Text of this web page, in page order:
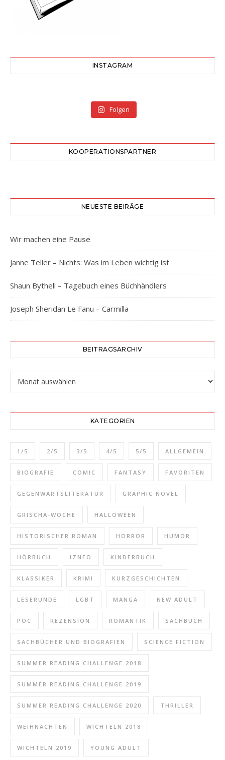
INSTAGRAM
Folgen
KOOPERATIONSPARTNER
NEUESTE BEIRÄGE
Wir machen eine Pause
Janne Teller – Nichts: Was im Leben wichtig ist
Shaun Bythell – Tagebuch eines Büchhändlers
Joseph Sheridan Le Fanu – Carmilla
BEITRAGSARCHIV
KATEGORIEN
1/5 2/5 3/5 4/5 5/5 ALLGEMEIN
BIOGRAFIE COMIC FANTASY FAVORITEN
GEGENWARTSLITERATUR GRAPHIC NOVEL
GRISCHA-WOCHE HALLOWEEN
HISTORISCHER ROMAN HORROR HUMOR
HÖRBUCH IZNEO KINDERBUCH
KLASSIKER KRIMI KURZGESCHICHTEN
LESERUNDE LGBT MANGA NEW ADULT
POC REZENSION ROMANTIK SACHBUCH
SACHBÜCHER UND BIOGRAFIEN SCIENCE FICTION
SUMMER READING CHALLENGE 2018
SUMMER READING CHALLENGE 2019
SUMMER READING CHALLENGE 2020 THRILLER
WEIHNACHTEN WICHTELN 2018
WICHTELN 2019 YOUNG ADULT